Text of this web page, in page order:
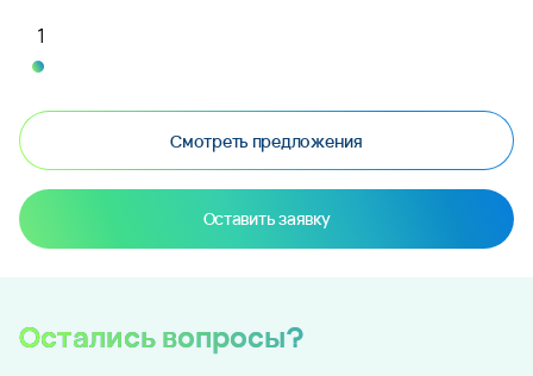
Смотреть предложения
Оставить заявку
Остались вопросы?